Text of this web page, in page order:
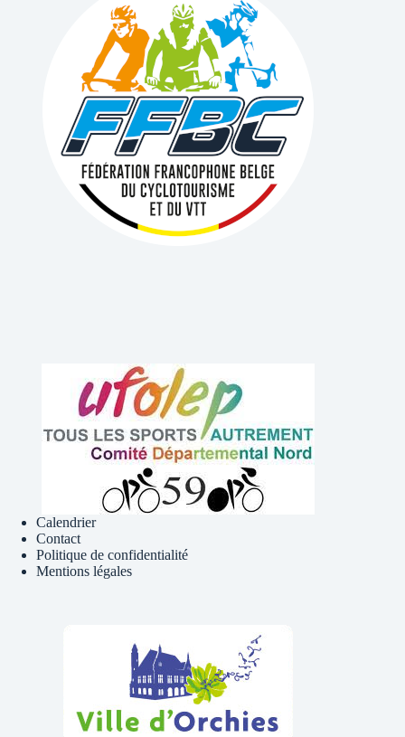
Calendrier
Contact
Politique de confidentialité
Mentions légales